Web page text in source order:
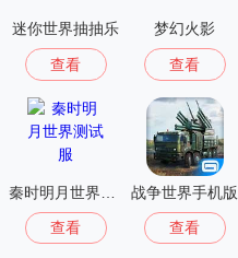
迷你世界抽抽乐
查看
梦幻火影
查看
查看
战争世界手机版
查看